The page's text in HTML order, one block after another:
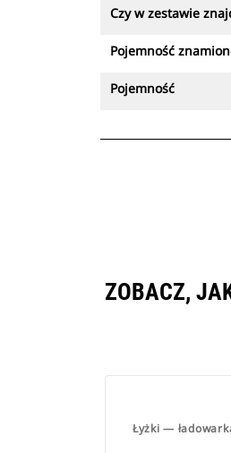
Czy w zestawie
Pojemność
Pojemność
ZOBACZ,
Łyżki —